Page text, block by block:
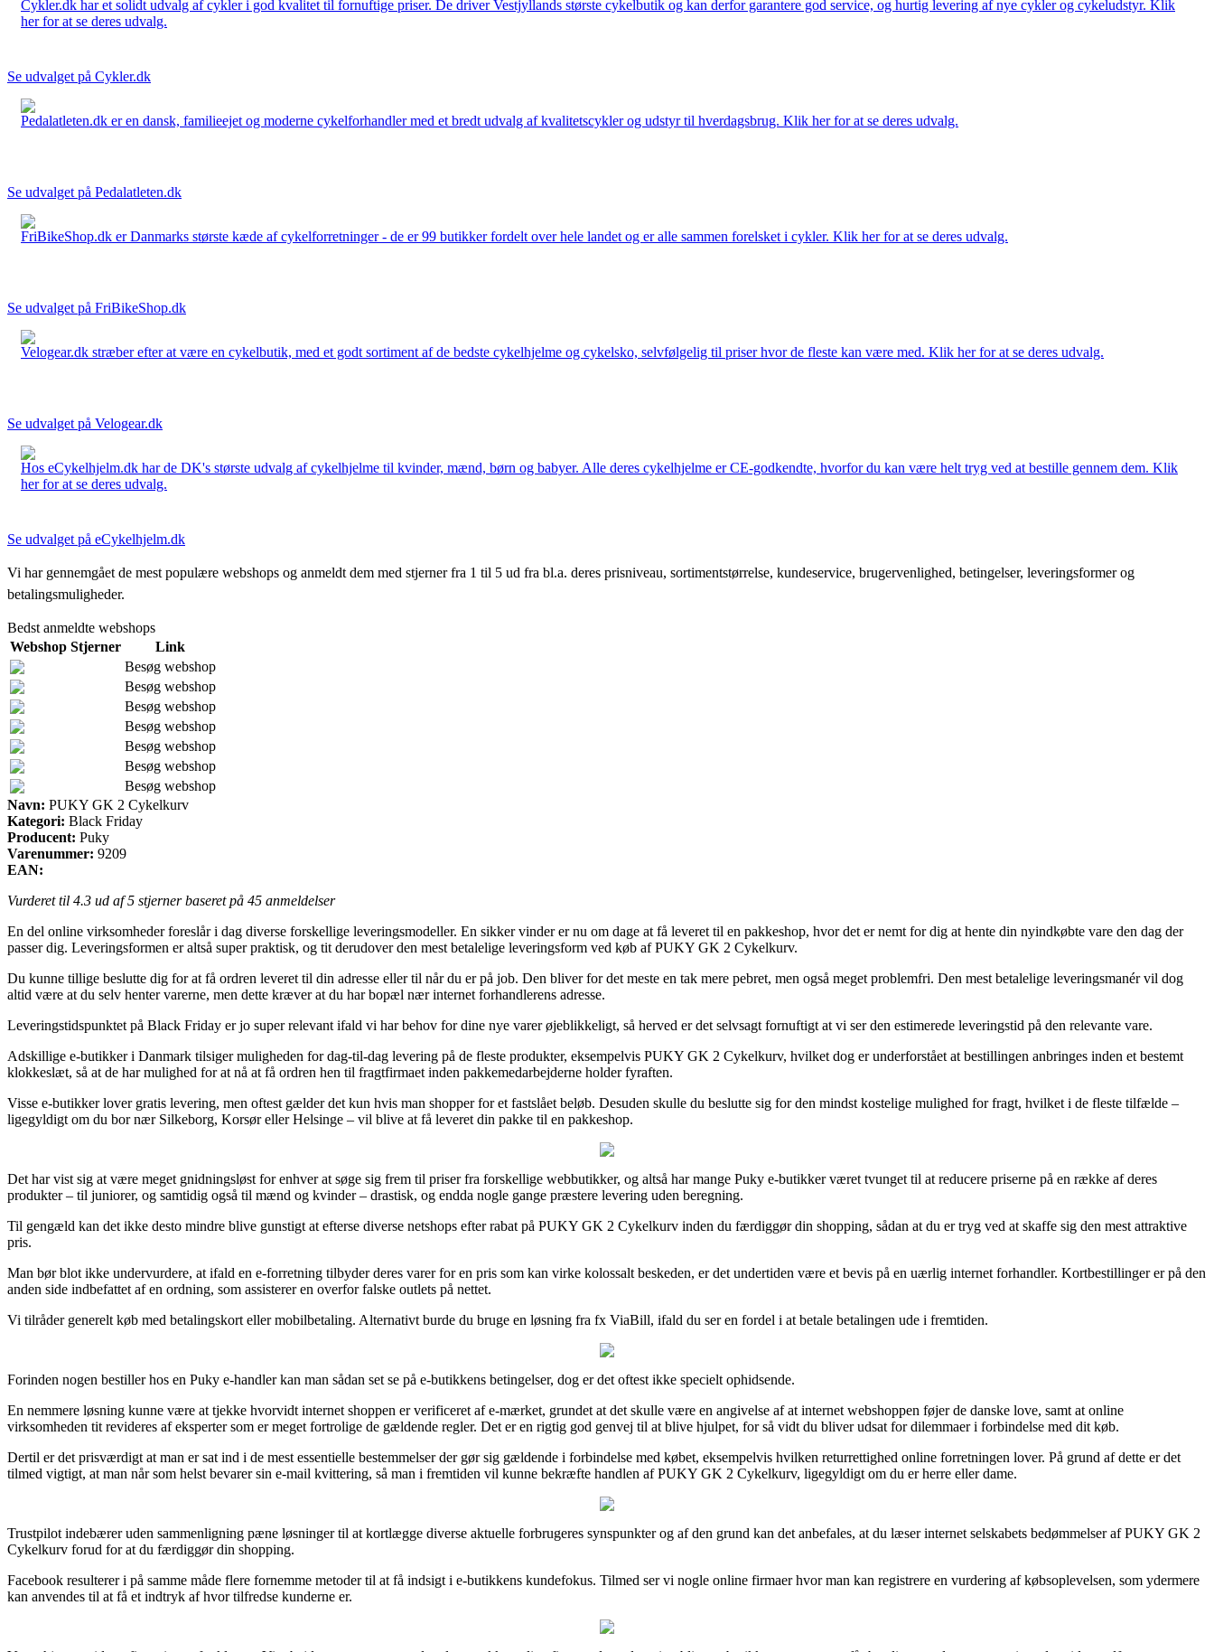
Cykler.dk har et solidt udvalg af cykler i god kvalitet til fornuftige priser. De driver Vestjyllands største cykelbutik og kan derfor garantere god service, og hurtig levering af nye cykler og cykeludstyr. Klik
her for at se deres udvalg.
Se udvalget på Cykler.dk
Pedalatleten.dk er en dansk, familieejet og moderne cykelforhandler med et bredt udvalg af kvalitetscykler og udstyr til hverdagsbrug. Klik her for at se deres udvalg.
Se udvalget på Pedalatleten.dk
FriBikeShop.dk er Danmarks største kæde af cykelforretninger - de er 99 butikker fordelt over hele landet og er alle sammen forelsket i cykler. Klik her for at se deres udvalg.
Se udvalget på FriBikeShop.dk
Velogear.dk stræber efter at være en cykelbutik, med et godt sortiment af de bedste cykelhjelme og cykelsko, selvfølgelig til priser hvor de fleste kan være med. Klik her for at se deres udvalg.
Se udvalget på Velogear.dk
Hos eCykelhjelm.dk har de DK's største udvalg af cykelhjelme til kvinder, mænd, børn og babyer. Alle deres cykelhjelme er CE-godkendte, hvorfor du kan være helt tryg ved at bestille gennem dem. Klik
her for at se deres udvalg.
Se udvalget på eCykelhjelm.dk
Vi har gennemgået de mest populære webshops og anmeldt dem med stjerner fra 1 til 5 ud fra bl.a. deres prisniveau, sortimentstørrelse, kundeservice, brugervenlighed, betingelser, leveringsformer og
betalingsmuligheder.
Bedst anmeldte webshops
Webshop Stjerner
Link
Besøg webshop
Besøg webshop
Besøg webshop
Besøg webshop
Besøg webshop
Besøg webshop
Besøg webshop
Navn: PUKY GK 2 Cykelkurv
Kategori: Black Friday
Producent: Puky
Varenummer: 9209
EAN:
Vurderet til 4.3 ud af 5 stjerner baseret på 45 anmeldelser
En del online virksomheder foreslår i dag diverse forskellige leveringsmodeller. En sikker vinder er nu om dage at få leveret til en pakkeshop, hvor det er nemt for dig at hente din nyindkøbte vare den dag der
passer dig. Leveringsformen er altså super praktisk, og tit derudover den mest betalelige leveringsform ved køb af PUKY GK 2 Cykelkurv.
Du kunne tillige beslutte dig for at få ordren leveret til din adresse eller til når du er på job. Den bliver for det meste en tak mere pebret, men også meget problemfri. Den mest betalelige leveringsmanér vil dog
altid være at du selv henter varerne, men dette kræver at du har bopæl nær internet forhandlerens adresse.
Leveringstidspunktet på Black Friday er jo super relevant ifald vi har behov for dine nye varer øjeblikkeligt, så herved er det selvsagt fornuftigt at vi ser den estimerede leveringstid på den relevante vare.
Adskillige e-butikker i Danmark tilsiger muligheden for dag-til-dag levering på de fleste produkter, eksempelvis PUKY GK 2 Cykelkurv, hvilket dog er underforstået at bestillingen anbringes inden et bestemt
klokkeslæt, så at de har mulighed for at nå at få ordren hen til fragtfirmaet inden pakkemedarbejderne holder fyraften.
Visse e-butikker lover gratis levering, men oftest gælder det kun hvis man shopper for et fastslået beløb. Desuden skulle du beslutte sig for den mindst kostelige mulighed for fragt, hvilket i de fleste tilfælde –
ligegyldigt om du bor nær Silkeborg, Korsør eller Helsinge – vil blive at få leveret din pakke til en pakkeshop.
Det har vist sig at være meget gnidningsløst for enhver at søge sig frem til priser fra forskellige webbutikker, og altså har mange Puky e-butikker været tvunget til at reducere priserne på en række af deres
produkter – til juniorer, og samtidig også til mænd og kvinder – drastisk, og endda nogle gange præstere levering uden beregning.
Til gengæld kan det ikke desto mindre blive gunstigt at efterse diverse netshops efter rabat på PUKY GK 2 Cykelkurv inden du færdiggør din shopping, sådan at du er tryg ved at skaffe sig den mest attraktive
pris.
Man bør blot ikke undervurdere, at ifald en e-forretning tilbyder deres varer for en pris som kan virke kolossalt beskeden, er det undertiden være et bevis på en uærlig internet forhandler. Kortbestillinger er på den
anden side indbefattet af en ordning, som assisterer en overfor falske outlets på nettet.
Vi tilråder generelt køb med betalingskort eller mobilbetaling. Alternativt burde du bruge en løsning fra fx ViaBill, ifald du ser en fordel i at betale betalingen ude i fremtiden.
Forinden nogen bestiller hos en Puky e-handler kan man sådan set se på e-butikkens betingelser, dog er det oftest ikke specielt ophidsende.
En nemmere løsning kunne være at tjekke hvorvidt internet shoppen er verificeret af e-mærket, grundet at det skulle være en angivelse af at internet webshoppen føjer de danske love, samt at online
virksomheden tit revideres af eksperter som er meget fortrolige de gældende regler. Det er en rigtig god genvej til at blive hjulpet, for så vidt du bliver udsat for dilemmaer i forbindelse med dit køb.
Dertil er det prisværdigt at man er sat ind i de mest essentielle bestemmelser der gør sig gældende i forbindelse med købet, eksempelvis hvilken returrettighed online forretningen lover. På grund af dette er det
tilmed vigtigt, at man når som helst bevarer sin e-mail kvittering, så man i fremtiden vil kunne bekræfte handlen af PUKY GK 2 Cykelkurv, ligegyldigt om du er herre eller dame.
Trustpilot indebærer uden sammenligning pæne løsninger til at kortlægge diverse aktuelle forbrugeres synspunkter og af den grund kan det anbefales, at du læser internet selskabets bedømmelser af PUKY GK 2
Cykelkurv forud for at du færdiggør din shopping.
Facebook resulterer i på samme måde flere fornemme metoder til at få indsigt i e-butikkens kundefokus. Tilmed ser vi nogle online firmaer hvor man kan registrere en vurdering af købsoplevelsen, som ydermere
kan anvendes til at få et indtryk af hvor tilfredse kunderne er.